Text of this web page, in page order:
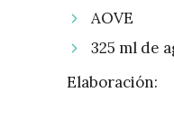
AOVE
325 ml de
Elaboración: